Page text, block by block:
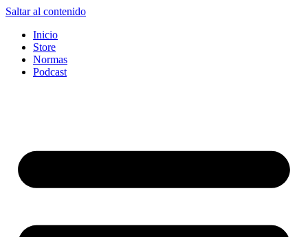
Saltar al contenido
Inicio
Store
Normas
Podcast